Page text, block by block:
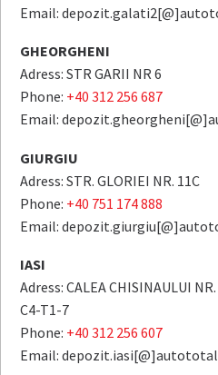
Email:
GHEORGHENI
Adress: STR GARII NR 6
Phone: +40 312 256 687
Email:
GIURGIU
Adress: STR. GLORIEI NR. 11C
Phone: +40 751 174 888
Email:
IASI
Adress: CALEA CHISINAULUI
C4-T1-7
Phone: +40 312 256 607
Email: